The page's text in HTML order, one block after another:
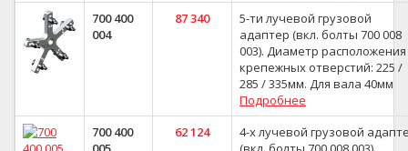
700 400
004
87 340
5-ти лучевой грузовой
адаптер (вкл. болты 700 008
003). Диаметр расположения
крепежных отверстий: 225 /
285 / 335мм. Для вала 40мм
Подробнее
700 400
62 124
4-х лучевой грузовой